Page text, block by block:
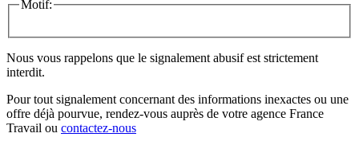
Motif:
Nous vous rappelons que le signalement abusif est strictement
interdit.
Pour tout signalement concernant des informations inexactes ou une
offre déjà pourvue, rendez-vous auprès de votre agence France
Travail ou contactez-nous